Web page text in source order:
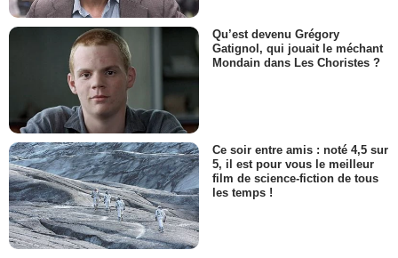
Qu’est devenu Grégory
Gatignol, qui jouait le méchant
Mondain dans Les Choristes ?
Ce soir entre amis : noté 4,5 sur
5, il est pour vous le meilleur
film de science-fiction de tous
les temps !